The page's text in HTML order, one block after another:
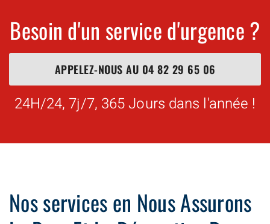
Besoin d'un service d'urgence ?
APPELEZ-NOUS AU 04 82 29 65 06
24H/24, 7j/7, 365 Jours dans l'année !
Nos services en Nous Assurons